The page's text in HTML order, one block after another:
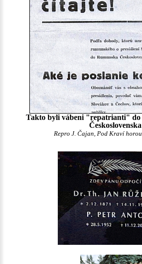
Takto byli vábeni "repatrianti" do
Československa
Repro J. Čajan, Pod Kraví